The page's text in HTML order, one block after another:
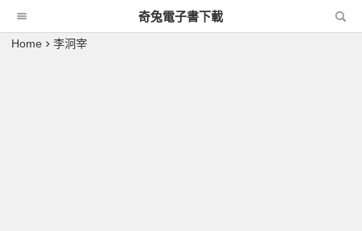
奇兔電子書下載
Home 李泂宰